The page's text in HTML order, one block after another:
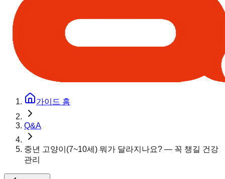
가이드 홈
Q&A
중년 고양이(7~10세) 뭐가 달라지나요? — 꼭 챙길 건강
관리